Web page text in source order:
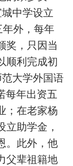
中学设立
年外，每年
奖，只因当
顺利完成初
大学外国语
每年出资五
；在老家杨
立助学金，
。此外，他
父辈祖籍地